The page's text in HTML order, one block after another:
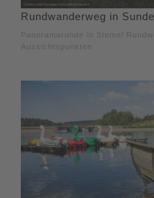
Rundwanderweg in
Panoramarunde in Stemel
Aussichtspunkten